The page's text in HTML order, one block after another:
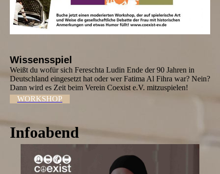
Wissensspiel
Weißt du wofür sich Fereschta Ludin Ende der 90 Jahren in
Deutschland eingesetzt hat oder wer Fatima Al Fihra war? Nein?
Dann wird es Zeit beim Verein Coexist e.V. mitzuspielen!
WORKSHOP
Infoabend